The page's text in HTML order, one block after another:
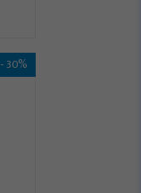
- 30%